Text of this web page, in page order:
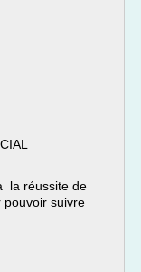
la réussite de
suivre